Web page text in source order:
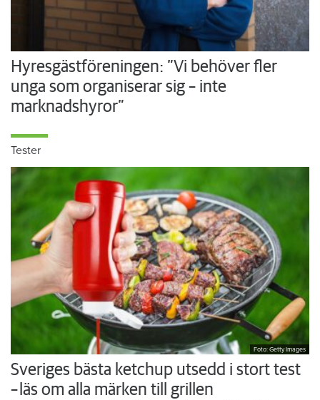
Hyresgästföreningen: ”Vi behöver fler
unga som organiserar sig – inte
marknadshyror”
Tester
Foto: Getty Images
Sveriges bästa ketchup utsedd i stort test
– läs om alla märken till grillen